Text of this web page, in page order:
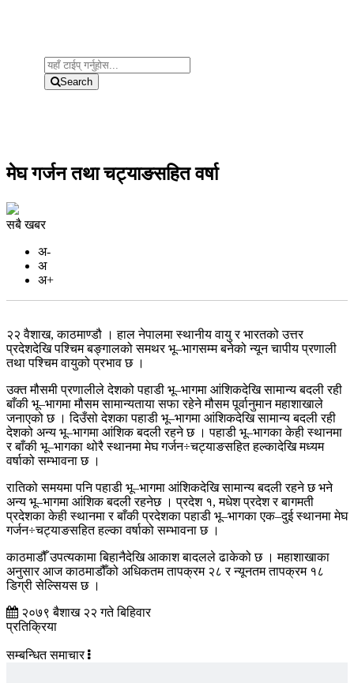
Search
मेघ गर्जन तथा चट्याङसहित वर्षा
सबै खबर
अ-
अ
अ+
२२ वैशाख, काठमाण्डौ । हाल नेपालमा स्थानीय वायु र भारतको उत्तर
प्रदेशदेखि पश्चिम बङ्गालको समथर भू–भागसम्म बनेको न्यून चापीय प्रणाली
तथा पश्चिम वायुको प्रभाव छ ।
उक्त मौसमी प्रणालीले देशको पहाडी भू–भागमा आंशिकदेखि सामान्य बदली रही
बाँकी भू–भागमा मौसम सामान्यताया सफा रहेने मौसम पूर्वानुमान महाशाखाले
जनाएको छ । दिउँसो देशका पहाडी भू–भागमा आंशिकदेखि सामान्य बदली रही
देशको अन्य भू–भागमा आंशिक बदली रहने छ । पहाडी भू–भागका केही स्थानमा
र बाँकी भू–भागका थोरै स्थानमा मेघ गर्जन÷चट्याङसहित हल्कादेखि मध्यम
वर्षाको सम्भावना छ ।
रातिको समयमा पनि पहाडी भू–भागमा आंशिकदेखि सामान्य बदली रहने छ भने
अन्य भू–भागमा आंशिक बदली रहनेछ । प्रदेश १, मधेश प्रदेश र बागमती
प्रदेशका केही स्थानमा र बाँकी प्रदेशका पहाडी भू–भागका एक–दुई स्थानमा मेघ
गर्जन÷चट्याङसहित हल्का वर्षाको सम्भावना छ ।
काठमाडौँ उपत्यकामा बिहानैदेखि आकाश बादलले ढाकेको छ । महाशाखाका
अनुसार आज काठमाडौँको अधिकतम तापक्रम २८ र न्यूनतम तापक्रम १८
डिग्री सेल्सियस छ ।
२०७९ बैशाख २२ गते बिहिवार
प्रतिक्रिया
सम्बन्धित समाचार